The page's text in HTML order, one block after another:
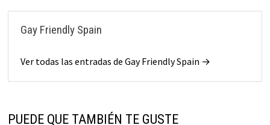
Gay Friendly Spain
Ver todas las entradas de Gay Friendly Spain →
PUEDE QUE TAMBIÉN TE GUSTE